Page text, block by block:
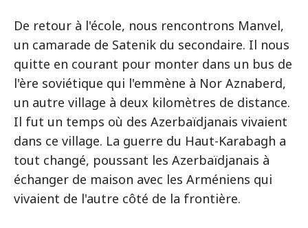
De retour à l'école, nous rencontrons Manvel,
un camarade de Satenik du secondaire. Il nous
quitte en courant pour monter dans un bus de
l'ère soviétique qui l'emmène à Nor Aznaberd,
un autre village à deux kilomètres de distance.
Il fut un temps où des Azerbaïdjanais vivaient
dans ce village. La guerre du Haut-Karabagh a
tout changé, poussant les Azerbaïdjanais à
échanger de maison avec les Arméniens qui
vivaient de l'autre côté de la frontière.